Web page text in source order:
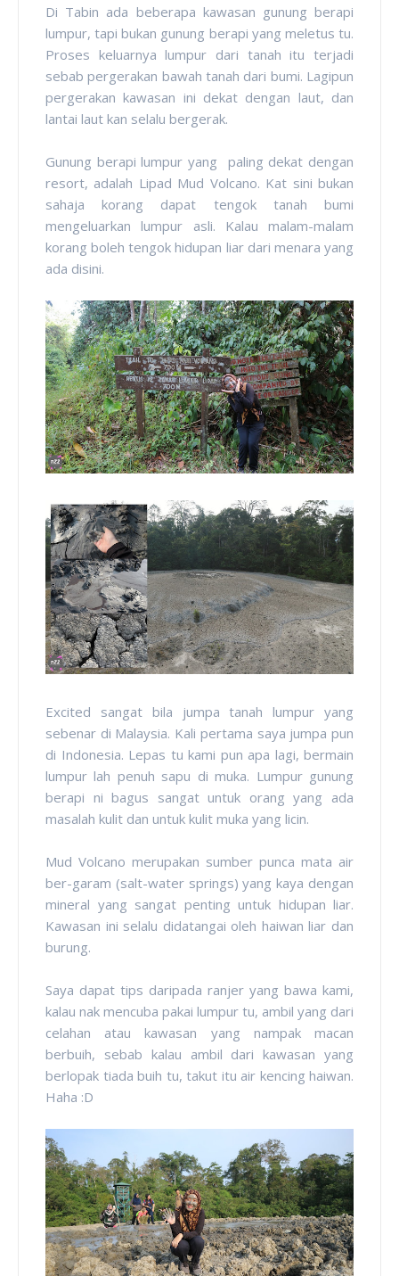
Di Tabin ada beberapa kawasan gunung berapi
lumpur, tapi bukan gunung berapi yang meletus tu.
Proses keluarnya lumpur dari tanah itu terjadi
sebab pergerakan bawah tanah dari bumi. Lagipun
pergerakan kawasan ini dekat dengan laut, dan
lantai laut kan selalu bergerak.
Gunung berapi lumpur yang paling dekat dengan
resort, adalah Lipad Mud Volcano. Kat sini bukan
sahaja korang dapat tengok tanah bumi
mengeluarkan lumpur asli. Kalau malam-malam
korang boleh tengok hidupan liar dari menara yang
ada disini.
Excited sangat bila jumpa tanah lumpur yang
sebenar di Malaysia. Kali pertama saya jumpa pun
di Indonesia. Lepas tu kami pun apa lagi, bermain
lumpur lah penuh sapu di muka. Lumpur gunung
berapi ni bagus sangat untuk orang yang ada
masalah kulit dan untuk kulit muka yang licin.
Mud Volcano merupakan sumber punca mata air
ber-garam (salt-water springs) yang kaya dengan
mineral yang sangat penting untuk hidupan liar.
Kawasan ini selalu didatangai oleh haiwan liar dan
burung.
Saya dapat tips daripada ranjer yang bawa kami,
kalau nak mencuba pakai lumpur tu, ambil yang dari
celahan atau kawasan yang nampak macan
berbuih, sebab kalau ambil dari kawasan yang
berlopak tiada buih tu, takut itu air kencing haiwan.
Haha :D